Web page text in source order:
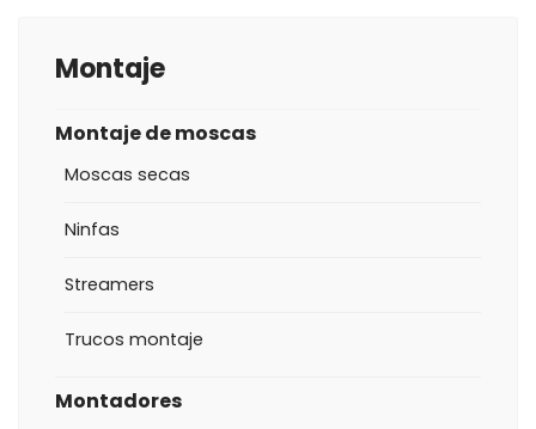
Montaje
Montaje de moscas
Moscas secas
Ninfas
Streamers
Trucos montaje
Montadores